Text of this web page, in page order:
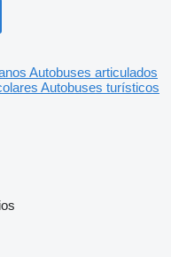
Autobuses articulados
Autobuses turísticos